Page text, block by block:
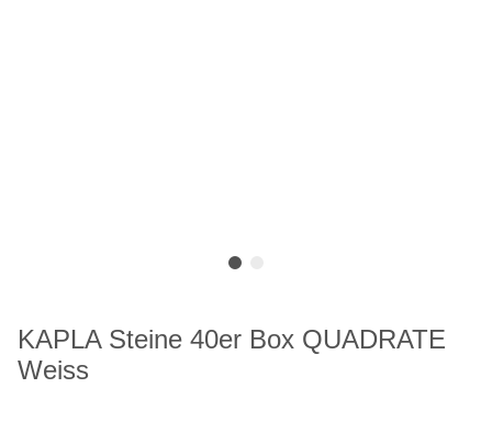
KAPLA Steine 40er Box QUADRATE
Weiss